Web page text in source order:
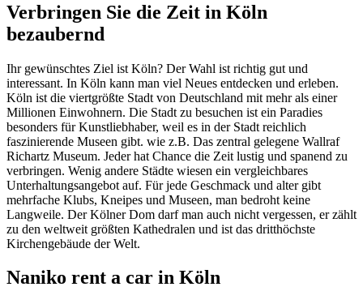
Verbringen Sie die Zeit in Köln
bezaubernd
Ihr gewünschtes Ziel ist Köln? Der Wahl ist richtig gut und
interessant. In Köln kann man viel Neues entdecken und erleben.
Köln ist die viertgrößte Stadt von Deutschland mit mehr als einer
Millionen Einwohnern. Die Stadt zu besuchen ist ein Paradies
besonders für Kunstliebhaber, weil es in der Stadt reichlich
faszinierende Museen gibt. wie z.B. Das zentral gelegene Wallraf
Richartz Museum. Jeder hat Chance die Zeit lustig und spanend zu
verbringen. Wenig andere Städte wiesen ein vergleichbares
Unterhaltungsangebot auf. Für jede Geschmack und alter gibt
mehrfache Klubs, Kneipes und Museen, man bedroht keine
Langweile. Der Kölner Dom darf man auch nicht vergessen, er zählt
zu den weltweit größten Kathedralen und ist das dritthöchste
Kirchengebäude der Welt.
Naniko rent a car in Köln